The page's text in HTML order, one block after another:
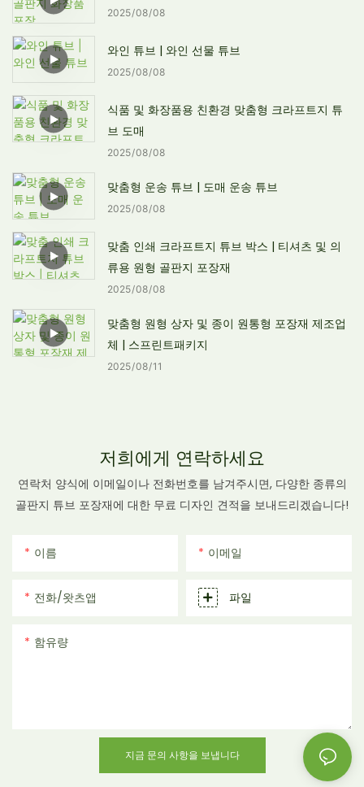
2025 08 08
와인 튜브 | 와인 선물 튜브
2025 08 08
식품 및 화장품용 친환경 맞춤형 크라프트지 튜
브 도매
2025 08 08
맞춤형 운송 튜브 | 도매 운송 튜브
2025 08 08
맞춤 인쇄 크라프트지 튜브 박스 | 티셔츠 및 의
류용 원형 골판지 포장재
2025 08 08
맞춤형 원형 상자 및 종이 원통형 포장재 제조업
체 | 스프린트패키지
2025 08 11
저희에게 연락하세요
연락처 양식에 이메일이나 전화번호를 남겨주시면, 다양한 종류의
골판지 튜브 포장재에 대한 무료 디자인 견적을 보내드리겠습니다!
이름 이메일
전화/왓츠앱 파일
함유량
지금 문의 사항을 보냅니다